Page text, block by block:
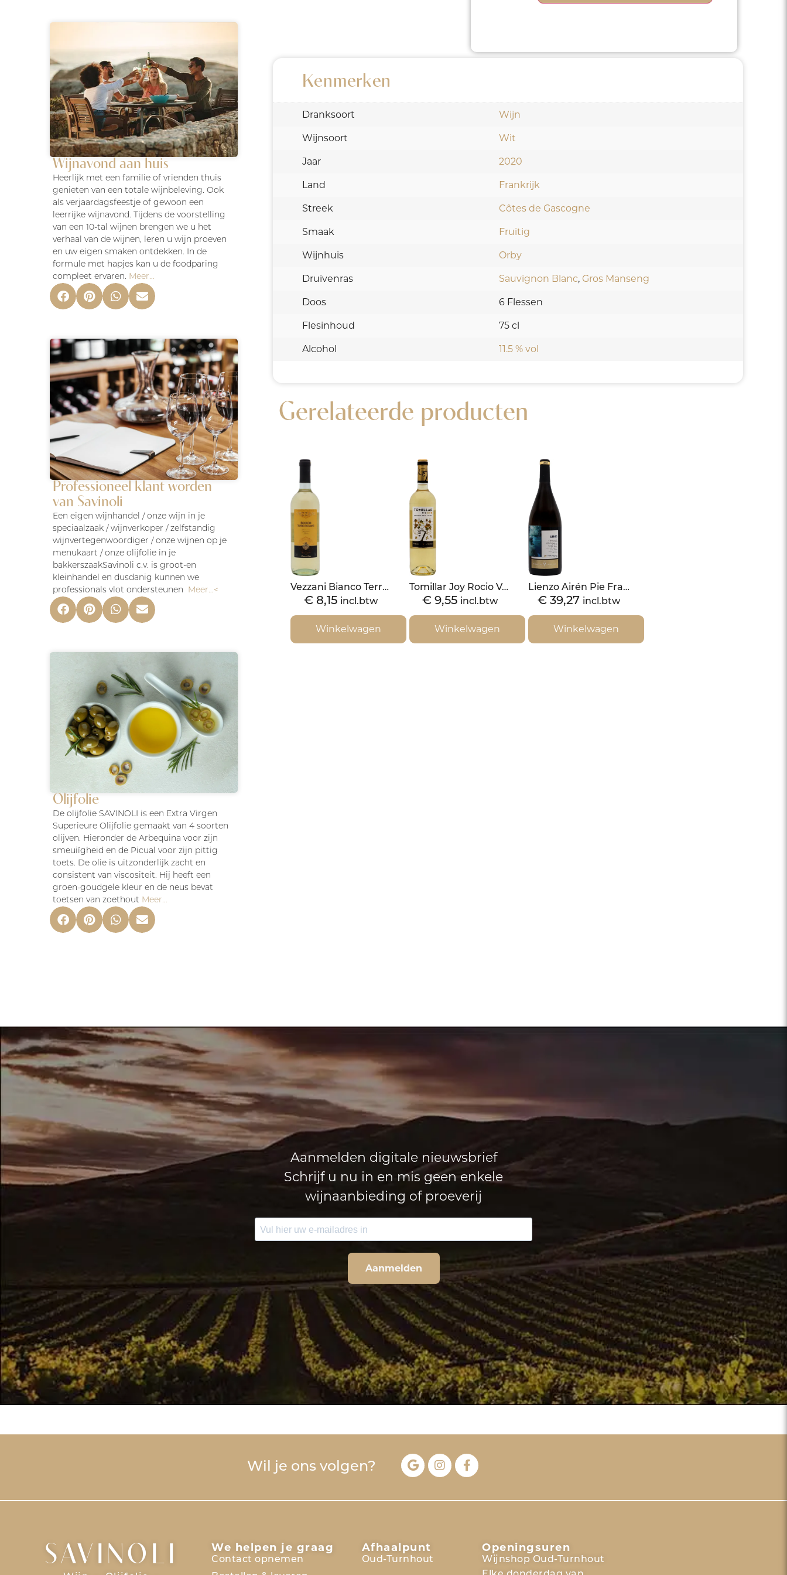
Wijnavond aan huis
Heerlijk met een familie of vrienden thuis
genieten van een totale wijnbeleving. Ook
als verjaardagsfeestje of gewoon een
leerrijke wijnavond. Tijdens de voorstelling
van een 10-tal wijnen brengen we u het
verhaal van de wijnen, leren u wijn proeven
en uw eigen smaken ontdekken. In de
formule met hapjes kan u de foodparing
compleet ervaren. Meer…
Professioneel klant worden
van Savinoli
Een eigen wijnhandel / onze wijn in je
speciaalzaak / wijnverkoper / zelfstandig
wijnvertegenwoordiger / onze wijnen op je
menukaart / onze olijfolie in je
bakkerszaakSavinoli c.v. is groot-en
kleinhandel en dusdanig kunnen we
professionals vlot ondersteunen
Meer…<
Olijfolie
De olijfolie SAVINOLI is een Extra Virgen
Superieure Olijfolie gemaakt van 4 soorten
olijven. Hieronder de Arbequina voor zijn
smeuiïgheid en de Picual voor zijn pittig
toets. De olie is uitzonderlijk zacht en
consistent van viscositeit. Hij heeft een
groen-goudgele kleur en de neus bevat
toetsen van zoethout Meer…
Kenmerken
Dranksoort Wijn
Wijnsoort Wit
Jaar 2020
Land Frankrijk
Streek Côtes de Gascogne
Smaak Fruitig
Wijnhuis Orby
Druivenras Sauvignon Blanc, Gros Manseng
Doos 6 Flessen
Flesinhoud 75 cl
Alcohol 11.5 % vol
Gerelateerde producten
Vezzani Bianco Terre Siciliane IGT-2020
€ 8,15 incl.btw
Winkelwagen
Tomillar Joy Rocio Verdejo semi sweet 2019
€ 9,55 incl.btw
Winkelwagen
Lienzo Airén Pie Franco 2020 Magnum Premium Blend
€ 39,27 incl.btw
Winkelwagen
Aanmelden digitale nieuwsbrief
Schrijf u nu in en mis geen enkele
wijnaanbieding of proeverij
Aanmelden
Wil je ons volgen?
SAVINOLI We helpen je graag
Contact opnemen
Afhaalpunt
Oud-Turnhout
Openingsuren
Wijnshop Oud-Turnhout